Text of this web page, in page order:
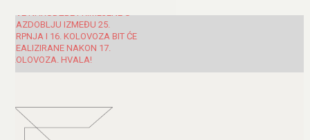
SVE NARUDŽBE PRIMLJENE U
RAZDOBLJU IZMEĐU 25.
SRPNJA I 16. KOLOVOZA BIT ĆE
REALIZIRANE NAKON 17.
KOLOVOZA. HVALA!